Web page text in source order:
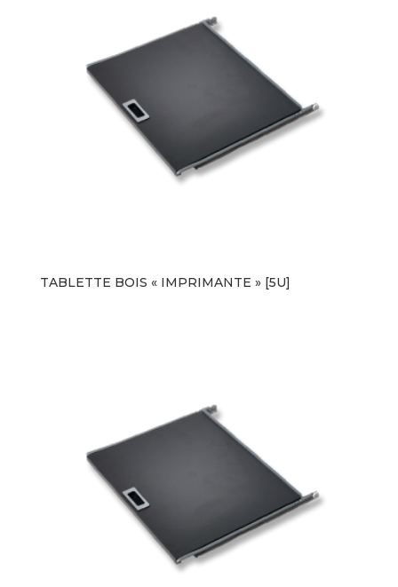
TABLETTE BOIS « IMPRIMANTE » [5U]